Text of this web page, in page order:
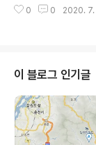
초미세먼지, 미세먼지,
어제와 같은 최고기온
째 좋습니다 초미세먼
합니다 오늘의 자외선
posted by
유와 소통의 산들바람 /
서울 강남구 오늘의 날
0 0 2020. 7.
이 블로그 인기글